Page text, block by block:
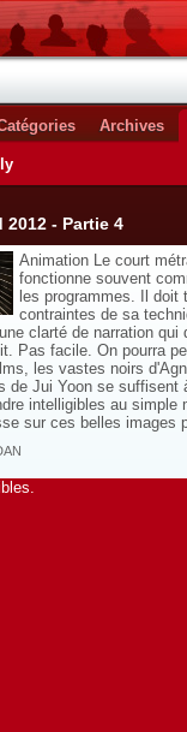
Archives
2012 - Partie 4
Animation Le court
fonctionne souvent
les programmes. Il doit
contraintes de sa
clarté de narration
Pas facile. On pourra
les vastes noirs
de Jui Yoon se suffisent
intelligibles au simple
sur ces belles images